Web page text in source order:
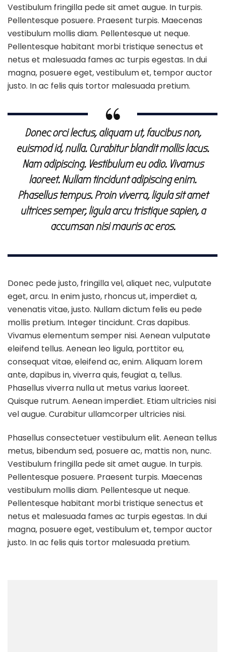
Vestibulum fringilla pede sit amet augue. In turpis.
Pellentesque posuere. Praesent turpis. Maecenas
vestibulum mollis diam. Pellentesque ut neque.
Pellentesque habitant morbi tristique senectus et
netus et malesuada fames ac turpis egestas. In dui
magna, posuere eget, vestibulum et, tempor auctor
justo. In ac felis quis tortor malesuada pretium.
Donec orci lectus, aliquam ut, faucibus non,
euismod id, nulla. Curabitur blandit mollis lacus.
Nam adipiscing. Vestibulum eu odio. Vivamus
laoreet. Nullam tincidunt adipiscing enim.
Phasellus tempus. Proin viverra, ligula sit amet
ultrices semper, ligula arcu tristique sapien, a
accumsan nisi mauris ac eros.
Donec pede justo, fringilla vel, aliquet nec, vulputate
eget, arcu. In enim justo, rhoncus ut, imperdiet a,
venenatis vitae, justo. Nullam dictum felis eu pede
mollis pretium. Integer tincidunt. Cras dapibus.
Vivamus elementum semper nisi. Aenean vulputate
eleifend tellus. Aenean leo ligula, porttitor eu,
consequat vitae, eleifend ac, enim. Aliquam lorem
ante, dapibus in, viverra quis, feugiat a, tellus.
Phasellus viverra nulla ut metus varius laoreet.
Quisque rutrum. Aenean imperdiet. Etiam ultricies nisi
vel augue. Curabitur ullamcorper ultricies nisi.
Phasellus consectetuer vestibulum elit. Aenean tellus
metus, bibendum sed, posuere ac, mattis non, nunc.
Vestibulum fringilla pede sit amet augue. In turpis.
Pellentesque posuere. Praesent turpis. Maecenas
vestibulum mollis diam. Pellentesque ut neque.
Pellentesque habitant morbi tristique senectus et
netus et malesuada fames ac turpis egestas. In dui
magna, posuere eget, vestibulum et, tempor auctor
justo. In ac felis quis tortor malesuada pretium.